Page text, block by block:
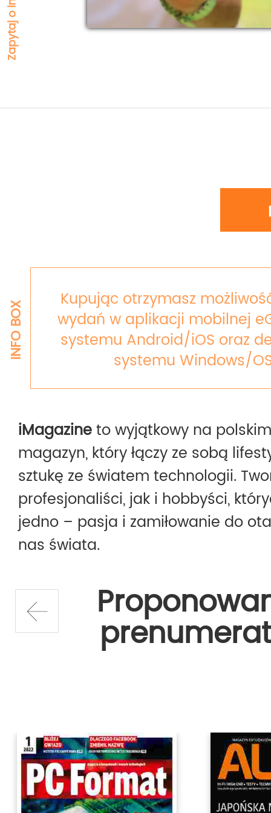
INFO BOX
Kupując otrzymasz
wydań w aplikacji mobilnej
systemu Android/iOS oraz
systemu Windows/
iMagazineto wyjątkowy na
magazyn, który łączy ze sobą
sztukę ze światem technologii.
profesjonaliści, jak i hobbyści,
jedno – pasja i zamiłowanie do
nas świata.
prev